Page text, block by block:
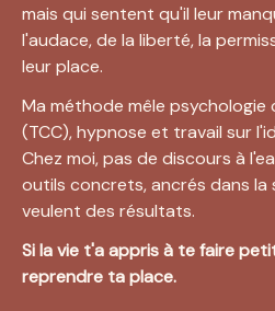
mais qui sentent qu'il leur
l'audace, de la liberté, la
leur place.
Ma méthode mêle
(TCC), hypnose et travail sur
Chez moi, pas de discours à
outils concrets, ancrés dans la
veulent des résultats.
Si la vie t'a appris à te faire
reprendre ta place.